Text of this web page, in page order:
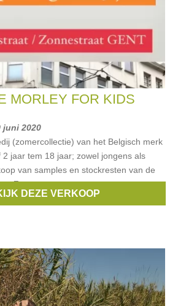
MORLEY FOR KIDS
juni 2020
(zomercollectie) van het Belgisch merk
2 jaar tem 18 jaar; zowel jongens als
van samples en stockresten van de
Zeer
kidsDEZE VERKOOP